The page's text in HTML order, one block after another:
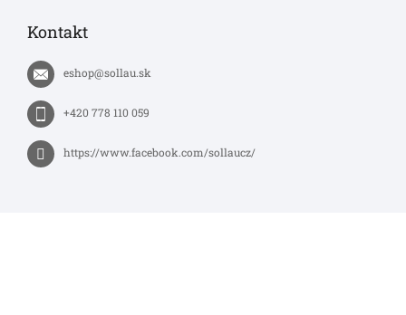
Kontakt
eshop@sollau.sk
+420 778 110 059
https://www.facebook.com/sollaucz/